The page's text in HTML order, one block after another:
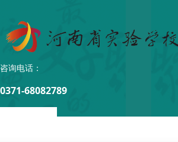
0371-68082789
咨询电话：